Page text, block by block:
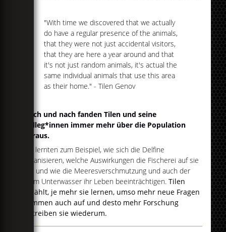
"With time we discovered that we actually
do have a regular presence of the animals,
that they were not just accidental visitors,
that they are here a year around and that
it's not just random animals, it's actual the
same individual animals that use this area
as their home." - Tilen Genov
Nach und nach fanden Tilen und seine
Kolleg*innen immer mehr über die Population
heraus.
Sie lernten zum Beispiel, wie sich die Delfine
organisieren, welche Auswirkungen die Fischerei auf sie
hat und wie die Meeresverschmutzung und auch der
Lärm Unterwasser ihr Leben beeinträchtigen. Tilen
erzählt, je mehr sie lernen, umso mehr neue Fragen
kommen auch auf und desto mehr Forschung
betreiben sie wiederum.